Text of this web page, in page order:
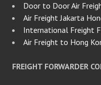
Door to Door Air
Air Freight Jakarta
International Freight
Air Freight to Hong
FREIGHT FORWARDER